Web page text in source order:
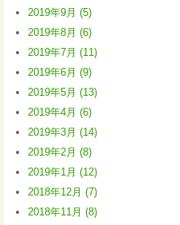
2019年9月 (5)
2019年8月 (6)
2019年7月 (11)
2019年6月 (9)
2019年5月 (13)
2019年4月 (6)
2019年3月 (14)
2019年2月 (8)
2019年1月 (12)
2018年12月 (7)
2018年11月 (8)